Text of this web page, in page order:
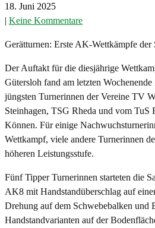
18. Juni 2025
| Keine Kommentare
Gerätturnen: Erste AK-Wettkämpfe der
Der Auftakt für die diesjährige
Gütersloh fand am letzten
jüngsten Turnerinnen der Vereine TV
Steinhagen, TSG Rheda und vom TuS
Können. Für einige
Wettkampf, viele andere Turnerinnen
höheren Leistungsstufe.
Fünf Tipper Turnerinnen starteten die
AK8 mit Handstandüberschlag auf
Drehung auf dem Schwebebalken und
Handstandvarianten auf der